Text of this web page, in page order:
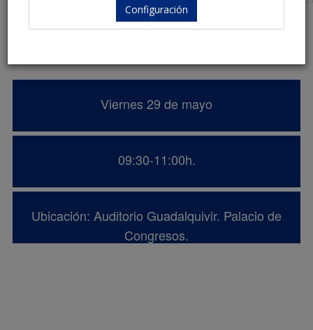
Configuración
Promoción de la salud y participación
Viernes 29 de mayo
09:30-11:00h.
Ubicación: Auditorio Guadalquivir. Palacio de
Congresos.